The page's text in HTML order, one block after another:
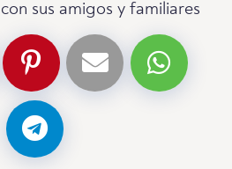
sus amigos y familiares